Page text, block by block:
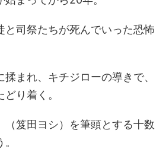
と司祭たちが死んでいった恐怖
まれ、キチジローの導きで、
り着く。
（笈田ヨシ）を筆頭とする十数